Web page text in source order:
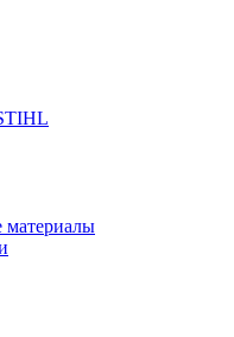
материалы